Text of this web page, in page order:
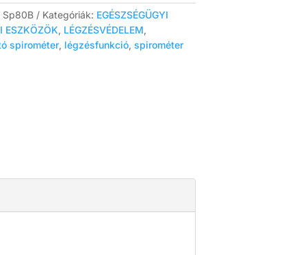
Sp80B Kategóriák: EGÉSZSÉGÜGYI
ESZKÖZÖK, LÉGZÉSVÉDELEM,
spirométer, légzésfunkció, spirométer